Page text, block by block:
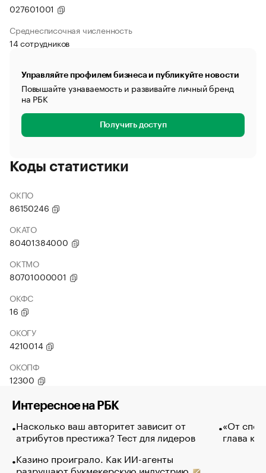
027601001
Среднесписочная численность
14 сотрудников
Управляйте профилем бизнеса и публикуйте новости
Повышайте узнаваемость и развивайте личный бренд
на РБК
Получить доступ
Коды статистики
ОКПО
86150246
ОКАТО
80401384000
ОКТМО
80701000001
ОКФС
16
ОКОГУ
4210014
ОКОПФ
12300
Интересное на РБК
Насколько ваш авторитет зависит от
атрибутов престижа? Тест для лидеров
Казино проиграло. Как ИИ-агенты
разрушают букмекерскую индустрию
«От
глава